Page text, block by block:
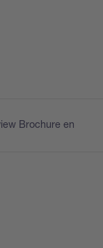
Brochure en